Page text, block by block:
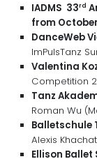
IADMS 33rd
from
DanceWeb
ImPulsTanz
Valentina
Competition
Tanz
Roman Wu
Balletschule
Alexis
Ellison Ballet